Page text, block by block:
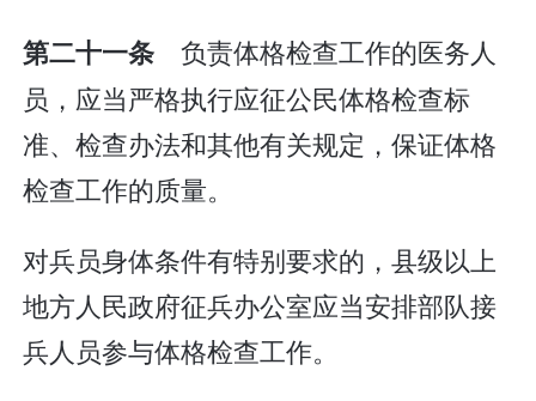
第二十一条 负责体格检查工作的医务人
员，应当严格执行应征公民体格检查标
准、检查办法和其他有关规定，保证体格
检查工作的质量。
对兵员身体条件有特别要求的，县级以上
地方人民政府征兵办公室应当安排部队接
兵人员参与体格检查工作。